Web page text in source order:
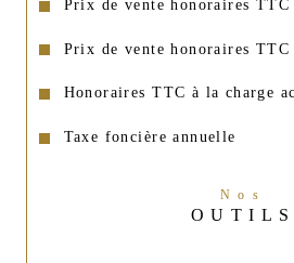
Prix de vente honoraires
Prix de vente honoraires TTC
Honoraires TTC à la charge
Taxe foncière annuelle
Nos
OUTILS